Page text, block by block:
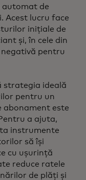
automat de
Acest lucru face
inițiale de
și, în cele din
pentru
strategia ideală
pentru un
abonament este
a ajuta,
instrumente
să își
cu ușurință
reduce ratele
de plăți și